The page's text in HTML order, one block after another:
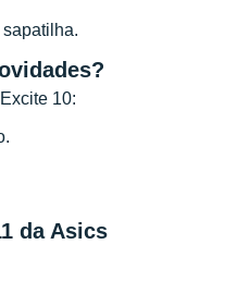
10:
da Asics